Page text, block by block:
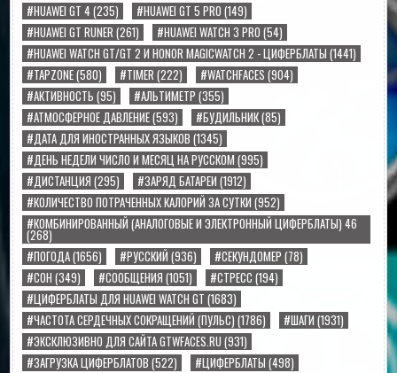
#HUAWEI GT 4(235) #HUAWEI GT 5 PRO (149)
#HUAWEI GT RUNER (261) #HUAWEI WATCH 3 PRO (54)
#HUAWEI WATCH GT/GT 2 И HONOR MAGICWATCH 2 - ЦИФЕРБЛАТЫ (1441)
#TAPZONE(580) #TIMER (222) #WATCHFACES (904)
#АКТИВНОСТЬ (95) #АЛЬТИМЕТР (355)
#АТМОСФЕРНОЕ ДАВЛЕНИЕ(593) #БУДИЛЬНИК(85)
#ДАТА ДЛЯ ИНОСТРАННЫХ ЯЗЫКОВ (1345)
#ДЕНЬ НЕДЕЛИ ЧИСЛО И МЕСЯЦ НА РУССКОМ (995)
#ДИСТАНЦИЯ (295) #ЗАРЯД БАТАРЕИ (1912)
#КОЛИЧЕСТВО ПОТРАЧЕННЫХ КАЛОРИЙ ЗА СУТКИ (952)
#КОМБИНИРОВАННЫЙ (АНАЛОГОВЫЕ И ЭЛЕКТРОННЫЙ ЦИФЕРБЛАТЫ) 46
(268)
#ПОГОДА(1656) #РУССКИЙ (936) #СЕКУНДОМЕР (78)
#СОН (349) #СООБЩЕНИЯ (1051) #СТРЕСС (194)
#ЦИФЕРБЛАТЫ ДЛЯ HUAWEI WATCH GT (1683)
#ЧАСТОТА СЕРДЕЧНЫХ СОКРАЩЕНИЙ (ПУЛЬС) (1786) #ШАГИ (1931)
#ЭКСКЛЮЗИВНО ДЛЯ САЙТА GTWFACES.RU (931)
#ЗАГРУЗКА ЦИФЕРБЛАТОВ (522) #ЦИФЕРБЛАТЫ (498)